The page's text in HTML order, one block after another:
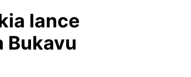
lance
Bukavu